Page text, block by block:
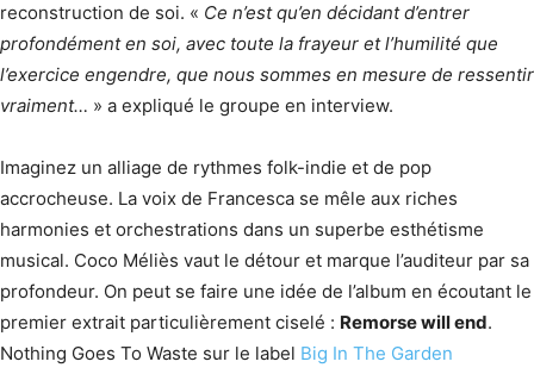
reconstruction de soi. « Ce n’est qu’en décidant d’entrer
profondément en soi, avec toute la frayeur et l’humilité que
l’exercice engendre, que nous sommes en mesure de ressentir
vraiment… » a expliqué le groupe en interview.
Imaginez un alliage de rythmes folk-indie et de pop
accrocheuse. La voix de Francesca se mêle aux riches
harmonies et orchestrations dans un superbe esthétisme
musical. Coco Méliès vaut le détour et marque l’auditeur par sa
profondeur. On peut se faire une idée de l’album en écoutant le
premier extrait particulièrement ciselé : Remorse will end.
Nothing Goes To Waste sur le label Big In The Garden